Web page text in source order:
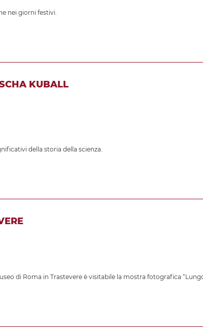
nei giorni festivi.
KUBALL
della storia della scienza.
di Roma in Trastevere è visitabile la mostra fotografica